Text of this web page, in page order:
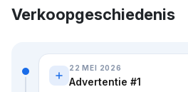
Verkoopgeschiedenis
22 MEI 2026
Advertentie #1